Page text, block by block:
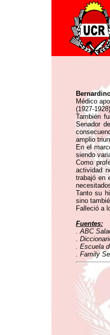
Médico
(1927-
También
Senador
amplio
En el
siendo
Como
actividad
trabajó en
Tanto su
sino
Falleció a
Fuentes:
. ABC
.
. Escuela
. Family